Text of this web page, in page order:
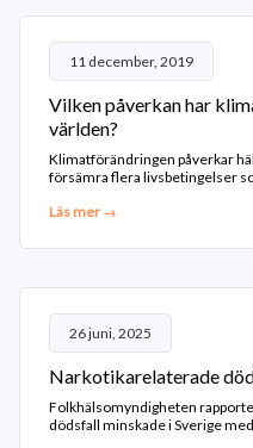
11 december, 2019
Vilken påverkan har
världen?
Klimatförändringen påverkar
försämra flera livsbetingelser
Läs mer →
26 juni, 2025
Narkotikarelaterade
Folkhälsomyndigheten
dödsfall minskade i Sverige